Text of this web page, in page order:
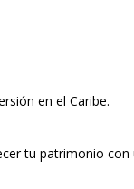
en el Caribe.
tu patrimonio con